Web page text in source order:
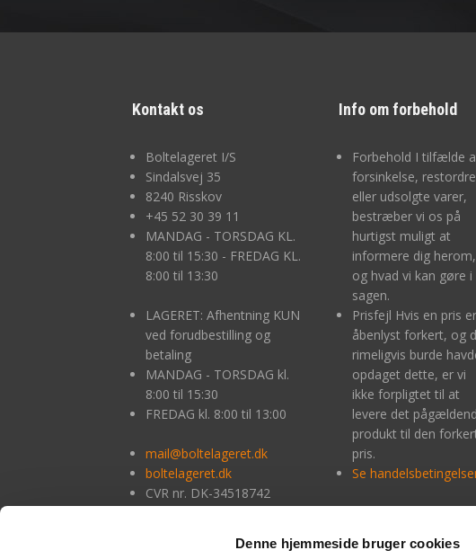
Denne hjemmeside bruger cookies
Kontakt os
Boltelageret I/S
Sindalsvej 35
8240 Risskov
+45 52 30 39 11
MANDAG - TORSDAG KL.
8:00 til 15:30 - FREDAG KL.
8:00 til 13:30
LAGERET: Afhentning KUN
ved forudbestilling og
betaling
MANDAG - TORSDAG kl.
8:00 til 15:30
FREDAG kl. 8:00 til 13:00
mail@boltelageret.dk
boltelageret.dk
CVR nr. DK-34518742
Info om forbehold
Forbehold I tilfælde
forsinkelse, restordre
eller udsolgte varer,
bestræber vi os på
hurtigst muligt at
informere dig herom,
og hvad vi kan gøre i
sagen.
Prisfejl Hvis en pris er
åbenlyst forkert, og
rimeligvis burde
opdaget dette, er vi
ikke forpligtet til at
levere det
produkt til den
pris.
Se
Ved